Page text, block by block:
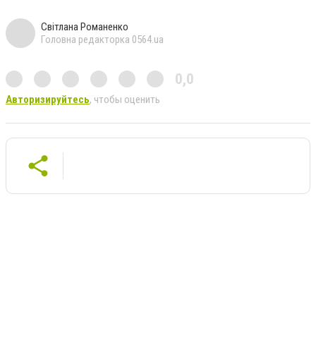
Світлана Романенко
Головна редакторка 0564.ua
0,0
Авторизируйтесь, чтобы оценить